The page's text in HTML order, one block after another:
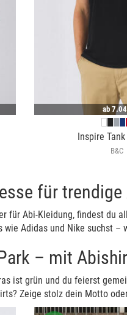
ab
Inspire
B&C
für
für Abi-Kleidung, findest du
wie Adidas und Nike suchst
– mit
ist grün und du feierst
Zeige stolz dein Motto